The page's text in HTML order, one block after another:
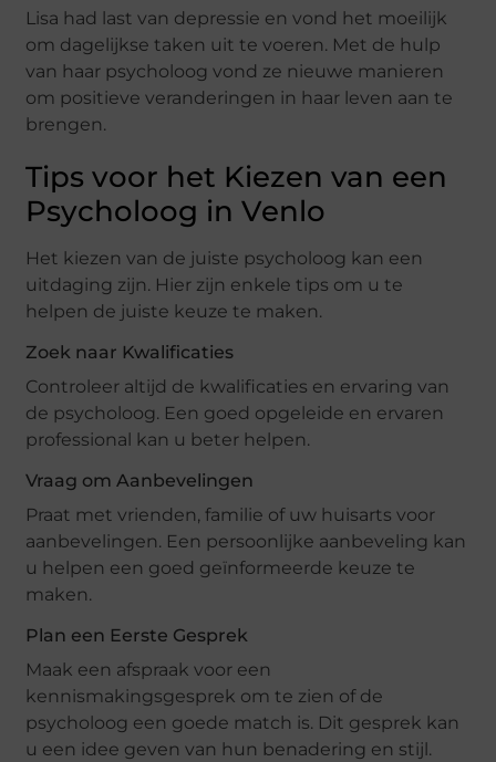
Lisa had last van depressie en vond het moeilijk
om dagelijkse taken uit te voeren. Met de hulp
van haar psycholoog vond ze nieuwe manieren
om positieve veranderingen in haar leven aan te
brengen.
Tips voor het Kiezen van een
Psycholoog in Venlo
Het kiezen van de juiste psycholoog kan een
uitdaging zijn. Hier zijn enkele tips om u te
helpen de juiste keuze te maken.
Zoek naar Kwalificaties
Controleer altijd de kwalificaties en ervaring van
de psycholoog. Een goed opgeleide en ervaren
professional kan u beter helpen.
Vraag om Aanbevelingen
Praat met vrienden, familie of uw huisarts voor
aanbevelingen. Een persoonlijke aanbeveling kan
u helpen een goed geïnformeerde keuze te
maken.
Plan een Eerste Gesprek
Maak een afspraak voor een
kennismakingsgesprek om te zien of de
psycholoog een goede match is. Dit gesprek kan
u een idee geven van hun benadering en stijl.